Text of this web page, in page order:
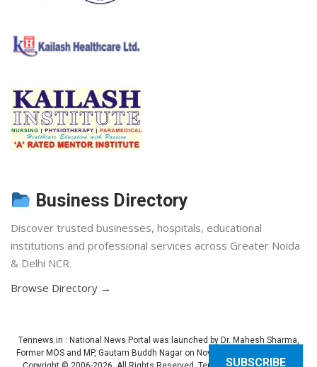
Business Directory
Discover trusted businesses, hospitals, educational
institutions and professional services across Greater Noida
& Delhi NCR.
Browse Directory →
Tennews.in : National News Portal was launched by Dr. Mahesh Sharma,
Former MOS and MP, Gautam Buddh Nagar on November 3, 2013 (Diwali).
SUBSCRIBE